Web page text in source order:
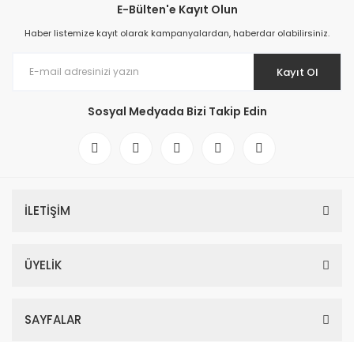
E-Bülten'e Kayıt Olun
Haber listemize kayıt olarak kampanyalardan, haberdar olabilirsiniz.
Kayıt Ol
Sosyal Medyada Bizi Takip Edin
İLETİŞİM
ÜYELİK
SAYFALAR